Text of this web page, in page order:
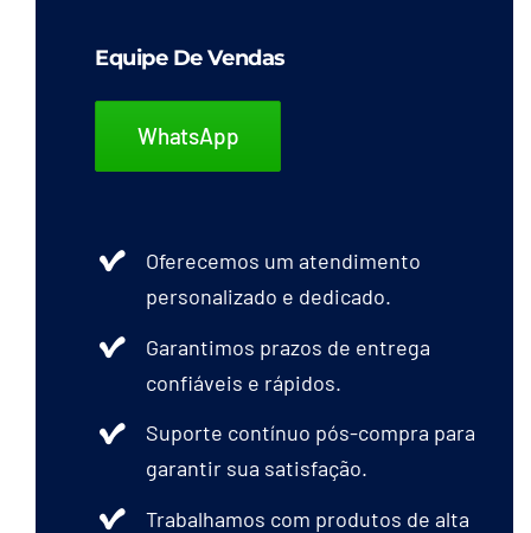
Equipe De Vendas
WhatsApp
Oferecemos um atendimento
personalizado e dedicado.
Garantimos prazos de entrega
confiáveis e rápidos.
Suporte contínuo pós-compra para
garantir sua satisfação.
Trabalhamos com produtos de alta